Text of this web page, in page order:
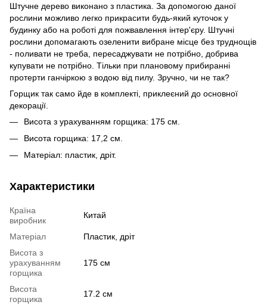
Штучне дерево виконано з пластика. За допомогою даної
рослини можливо легко прикрасити будь-який куточок у
будинку або на роботі для пожвавлення інтер'єру. Штучні
рослини допомагають озеленити вибране місце без труднощів
- поливати не треба, пересаджувати не потрібно, добрива
купувати не потрібно. Тільки при плановому прибиранні
протерти ганчіркою з водою від пилу. Зручно, чи не так?
Горщик так само йде в комплекті, приклеєний до основної
декорації.
Висота з урахуванням горщика: 175 см.
Висота горщика: 17,2 см.
Матеріал: пластик, дріт.
Характеристики
Країна
виробник
Китай
Матеріал
Пластик, дріт
Висота з
урахуванням
горщика
175 см
Висота
горщика
17.2 см